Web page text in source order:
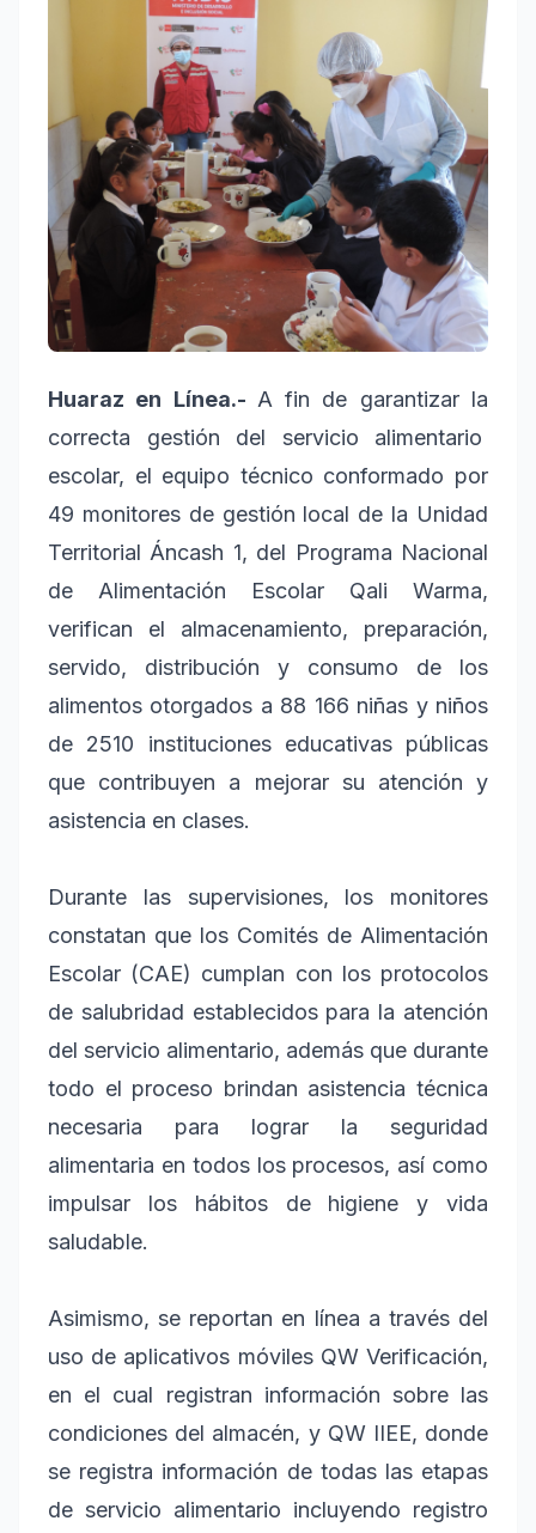
Huaraz en Línea.- A fin de garantizar la
correcta gestión del servicio alimentario
escolar, el equipo técnico conformado por
49 monitores de gestión local de la Unidad
Territorial Áncash 1, del Programa Nacional
de Alimentación Escolar Qali Warma,
verifican el almacenamiento, preparación,
servido, distribución y consumo de los
alimentos otorgados a 88 166 niñas y niños
de 2510 instituciones educativas públicas
que contribuyen a mejorar su atención y
asistencia en clases.
Durante las supervisiones, los monitores
constatan que los Comités de Alimentación
Escolar (CAE) cumplan con los protocolos
de salubridad establecidos para la atención
del servicio alimentario, además que durante
todo el proceso brindan asistencia técnica
necesaria para lograr la seguridad
alimentaria en todos los procesos, así como
impulsar los hábitos de higiene y vida
saludable.
Asimismo, se reportan en línea a través del
uso de aplicativos móviles QW Verificación,
en el cual registran información sobre las
condiciones del almacén, y QW IIEE, donde
se registra información de todas las etapas
de servicio alimentario incluyendo registro